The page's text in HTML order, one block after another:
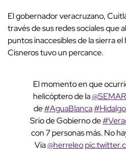
El gobernador veracruzano,
través de sus redes sociales que
puntos inaccesibles de la sierra
Cisneros tuvo un percance.
El momento en que
helicóptero de la
de#AguaBlanca#Hidalgo
Srio de Gobierno de
con 7 personas más. No
Vía@herreleo